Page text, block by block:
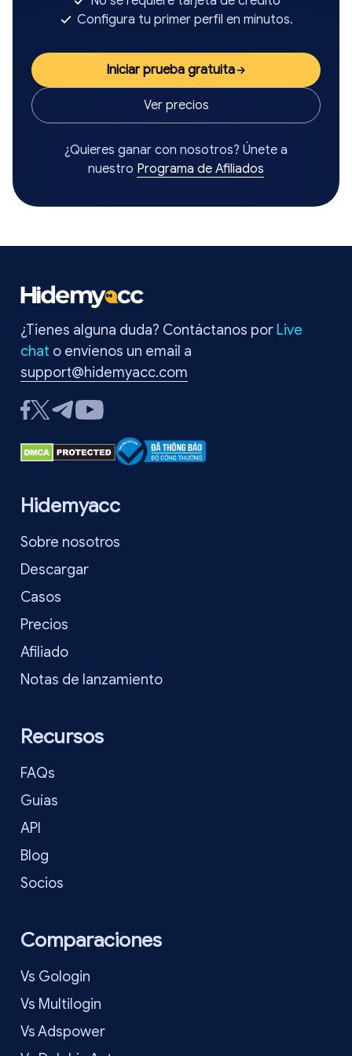
Configura tu primer perfil en minutos.
Iniciar prueba gratuita
Ver precios
¿Quieres ganar con nosotros? Únete a
nuestro Programa de Afiliados
¿Tienes alguna duda? Contáctanos por Live
chat o envíenos un email a
support@hidemyacc.com
Hidemyacc
Sobre nosotros
Descargar
Casos
Precios
Afiliado
Notas de lanzamiento
Recursos
FAQs
Guías
API
Blog
Socios
Comparaciones
Vs Gologin
Vs Multilogin
Vs Adspower